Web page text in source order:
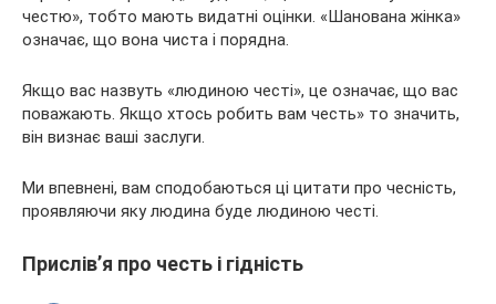
честю», тобто мають видатні оцінки. «Шанована жінка»
означає, що вона чиста і порядна.
Якщо вас назвуть «людиною честі», це означає, що вас
поважають. Якщо хтось робить вам честь» то значить,
він визнає ваші заслуги.
Ми впевнені, вам сподобаються ці цитати про чесність,
проявляючи яку людина буде людиною честі.
Прислів’я про честь і гідність